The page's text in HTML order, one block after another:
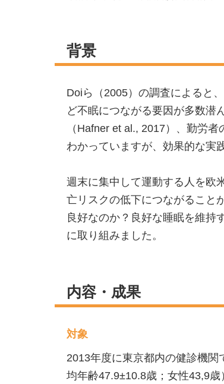
背景
Doiら（2005）の調査によると
ど不眠につながる要因が多数潜
（Hafner et al., 2017）、勤労
わかっていますが、効果的な実
週末に集中して運動する人を欧
亡リスクの低下につながること
良好なのか？良好な睡眠を維持
に取り組みました。
内容・成果
対象
2013年度に東京都内の健診機
均年齢47.9±10.8歳；女性43,9歳